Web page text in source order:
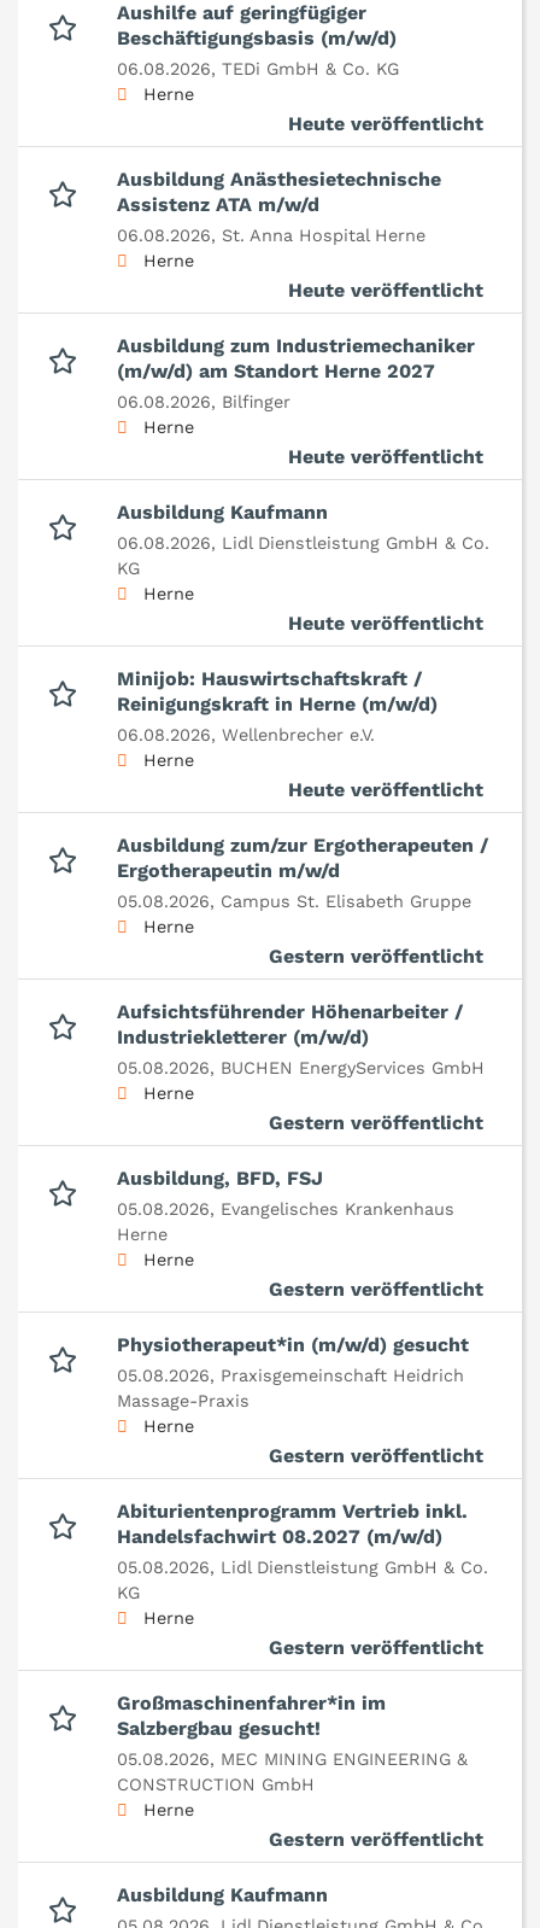
Aushilfe auf geringfügiger
Beschäftigungsbasis (m/w/d)
06.08.2026, TEDi GmbH & Co. KG
Herne
Heute veröffentlicht
Ausbildung Anästhesietechnische
Assistenz ATA m/w/d
06.08.2026, St. Anna Hospital Herne
Herne
Heute veröffentlicht
Ausbildung zum Industriemechaniker
(m/w/d) am Standort Herne 2027
06.08.2026, Bilfinger
Herne
Heute veröffentlicht
Ausbildung Kaufmann
06.08.2026, Lidl Dienstleistung GmbH & Co.
KG
Herne
Heute veröffentlicht
Minijob: Hauswirtschaftskraft /
Reinigungskraft in Herne (m/w/d)
06.08.2026, Wellenbrecher e.V.
Herne
Heute veröffentlicht
Ausbildung zum/zur Ergotherapeuten /
Ergotherapeutin m/w/d
05.08.2026, Campus St. Elisabeth Gruppe
Herne
Gestern veröffentlicht
Aufsichtsführender Höhenarbeiter /
Industriekletterer (m/w/d)
05.08.2026, BUCHEN EnergyServices GmbH
Herne
Gestern veröffentlicht
Ausbildung, BFD, FSJ
05.08.2026, Evangelisches Krankenhaus
Herne
Herne
Gestern veröffentlicht
Physiotherapeut*in (m/w/d) gesucht
05.08.2026, Praxisgemeinschaft Heidrich
Massage-Praxis
Herne
Gestern veröffentlicht
Abiturientenprogramm Vertrieb inkl.
Handelsfachwirt 08.2027 (m/w/d)
05.08.2026, Lidl Dienstleistung GmbH & Co.
KG
Herne
Gestern veröffentlicht
Großmaschinenfahrer*in im
Salzbergbau gesucht!
05.08.2026, MEC MINING ENGINEERING &
CONSTRUCTION GmbH
Herne
Gestern veröffentlicht
Ausbildung Kaufmann